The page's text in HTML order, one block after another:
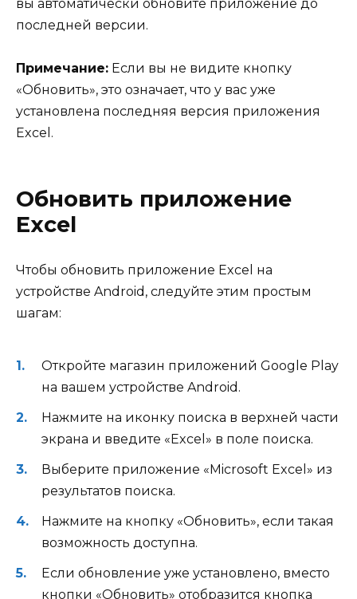
вы автоматически обновите приложение до
последней версии.
Примечание: Если вы не видите кнопку
«Обновить», это означает, что у вас уже
установлена последняя версия приложения
Excel.
Обновить приложение
Excel
Чтобы обновить приложение Excel на
устройстве Android, следуйте этим простым
шагам:
Откройте магазин приложений Google Play
на вашем устройстве Android.
Нажмите на иконку поиска в верхней части
экрана и введите «Excel» в поле поиска.
Выберите приложение «Microsoft Excel» из
результатов поиска.
Нажмите на кнопку «Обновить», если такая
возможность доступна.
Если обновление уже установлено, вместо
кнопки «Обновить» отобразится кнопка